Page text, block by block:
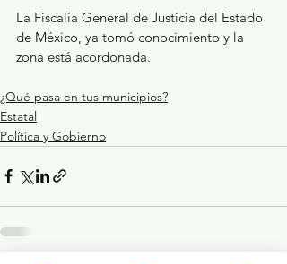
La Fiscalía General de Justicia del Estado
de México, ya tomó conocimiento y la
zona está acordonada.
¿Qué pasa en tus municipios?
Estatal
Política y Gobierno